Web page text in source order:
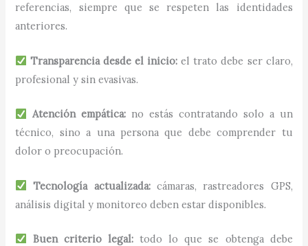
referencias, siempre que se respeten las identidades
anteriores.
Transparencia desde el inicio: el trato debe ser claro,
profesional y sin evasivas.
Atención empática:no estás contratando solo a un
técnico, sino a una persona que debe comprender tu
dolor o preocupación.
Tecnología actualizada:cámaras, rastreadores GPS,
análisis digital y monitoreo deben estar disponibles.
Buen criterio legal: todo lo que se obtenga debe